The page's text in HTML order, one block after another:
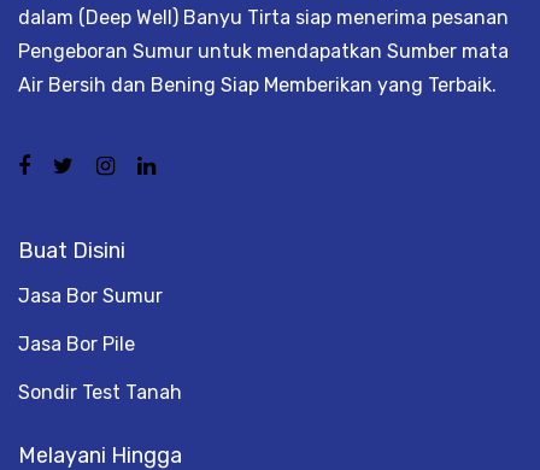
dalam (Deep Well) Banyu Tirta siap menerima pesanan
Pengeboran Sumur untuk mendapatkan Sumber mata
Air Bersih dan Bening Siap Memberikan yang Terbaik.
Buat Disini
Jasa Bor Sumur
Jasa Bor Pile
Sondir Test Tanah
Melayani Hingga